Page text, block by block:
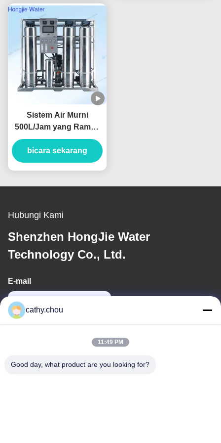
Sistem Air Murni
500L/Jam yang Ramah
Pengguna untuk
Industri Makanan dan
Minuman
bicara sekarang
Hubungi Kami
Shenzhen HongJie Water
Technology Co., Ltd.
E-mail
cathy.chou
11:49 PM
Good day, what product are you looking for?